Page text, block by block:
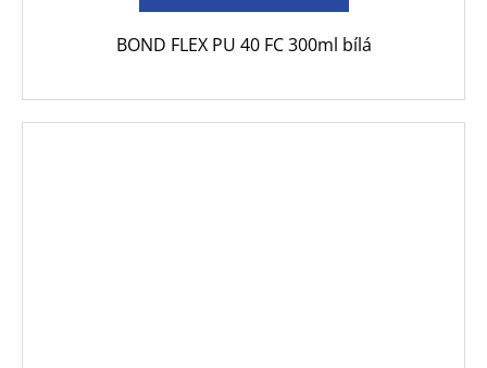
BOND FLEX PU 40 FC 300ml bílá